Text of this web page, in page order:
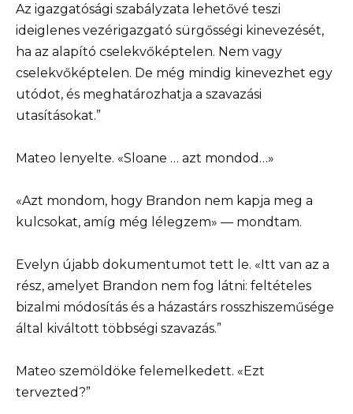
Az igazgatósági szabályzata lehetővé teszi
ideiglenes vezérigazgató sürgősségi kinevezését,
ha az alapító cselekvőképtelen. Nem vagy
cselekvőképtelen. De még mindig kinevezhet egy
utódot, és meghatározhatja a szavazási
utasításokat.”
Mateo lenyelte. «Sloane … azt mondod…»
«Azt mondom, hogy Brandon nem kapja meg a
kulcsokat, amíg még lélegzem» — mondtam.
Evelyn újabb dokumentumot tett le. «Itt van az a
rész, amelyet Brandon nem fog látni: feltételes
bizalmi módosítás és a házastárs rosszhiszeműsége
által kiváltott többségi szavazás.”
Mateo szemöldöke felemelkedett. «Ezt
tervezted?”